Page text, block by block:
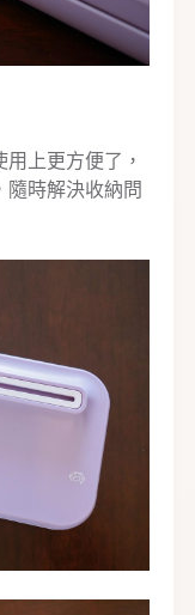
上更方便了，
隨時解決收納問